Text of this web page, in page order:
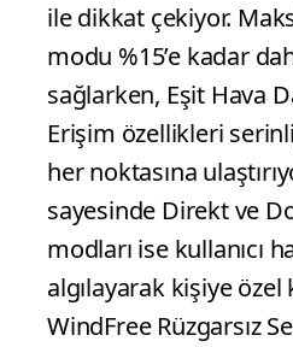
ile dikkat çekiyor.
modu %15’e kadar
sağlarken, Eşit Hava
Erişim özellikleri
her noktasına
sayesinde Direkt ve
modları ise kullanıcı
algılayarak kişiye
WindFree Rüzgarsız